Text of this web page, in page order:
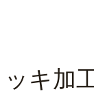
キ加